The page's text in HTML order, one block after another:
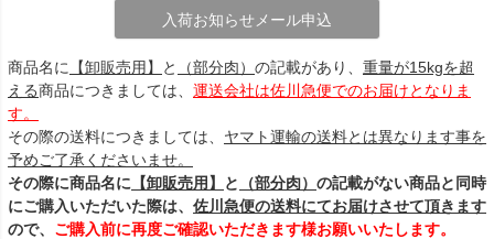
入荷お知らせメール申込
商品名に 【卸販売用】 と （部分肉） の記載があり、 重量が15kgを超
える商品につきましては、 運送会社は佐川急便でのお届けとなりま
す。
その際の送料につきましては、 ヤマト運輸の送料とは異なります事を
予めご了承くださいませ。
その際に商品名に 【卸販売用】 と （部分肉） の記載がない商品と同時
にご購入いただいた際は、 佐川急便の送料にてお届けさせて頂きます
ので、 ご購入前に再度ご確認いただきます様お願いいたします。